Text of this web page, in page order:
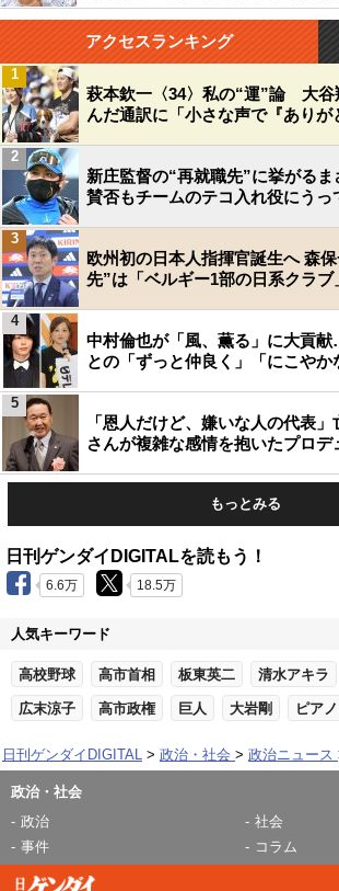
アクセスランキング
萩本欽一〈34〉私の“運”論 大谷
んだ通訳に「小さな声で『ありが
1
新庄監督の“再就職先”に挙がる
賛否もチームのテコ入れ役にうっ
2
欧州初の日本人指揮官誕生へ 森
先”は「ベルギー1部の日系クラブ
3
中村倫也が「風、薫る」に大貢
との「ずっと仲良く」「にこやか
4
「恩人だけど、嫌いな人の代表
さんが複雑な感情を抱いたプロデ
5
もっとみる
日刊ゲンダイDIGITALを読もう！
6.6万 18.5万
人気キーワード
高校野球 高市首相 板東英二 清水アキラ
広末涼子 高市政権 巨人 大岩剛 ピアノ
日刊ゲンダイDIGITAL 政治・社会 政治ニュース
政治・社会
政治
社会
事件
コラム